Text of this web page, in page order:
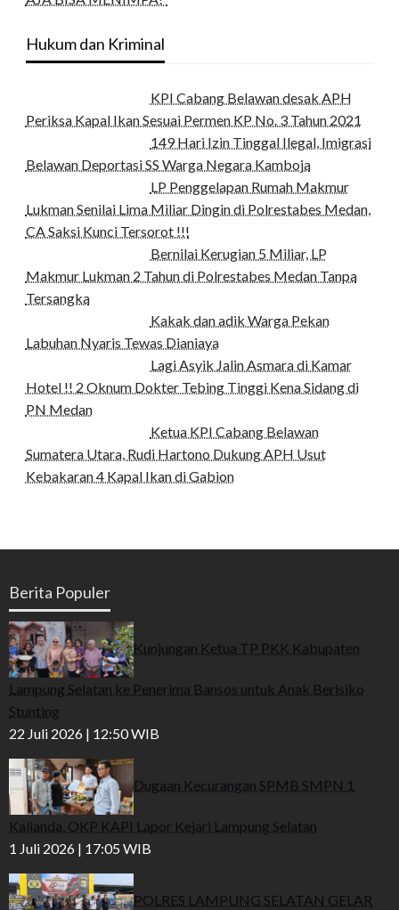
Hukum dan Kriminal
KPI Cabang Belawan desak APH
Periksa Kapal Ikan Sesuai Permen KP No. 3 Tahun 2021
149 Hari Izin Tinggal Ilegal, Imigrasi
Belawan Deportasi SS Warga Negara Kamboja
LP Penggelapan Rumah Makmur
Lukman Senilai Lima Miliar Dingin di Polrestabes Medan,
CA Saksi Kunci Tersorot !!!
Bernilai Kerugian 5 Miliar, LP
Makmur Lukman 2 Tahun di Polrestabes Medan Tanpa
Tersangka
Kakak dan adik Warga Pekan
Labuhan Nyaris Tewas Dianiaya
Lagi Asyik Jalin Asmara di Kamar
Hotel !! 2 Oknum Dokter Tebing Tinggi Kena Sidang di
PN Medan
Ketua KPI Cabang Belawan
Sumatera Utara, Rudi Hartono Dukung APH Usut
Kebakaran 4 Kapal Ikan di Gabion
Berita Populer
Kunjungan Ketua TP PKK Kabupaten
Lampung Selatan ke Penerima Bansos untuk Anak Berisiko
Stunting
22 Juli 2026 | 12:50 WIB
Dugaan Kecurangan SPMB SMPN 1
Kalianda, OKP KAPI Lapor Kejari Lampung Selatan
1 Juli 2026 | 17:05 WIB
POLRES LAMPUNG SELATAN GELAR